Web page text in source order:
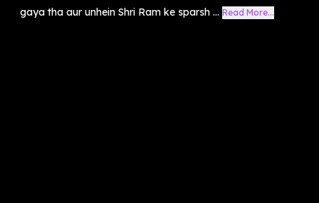
gaya tha aur unhein Shri Ram ke sparsh ... Read More...